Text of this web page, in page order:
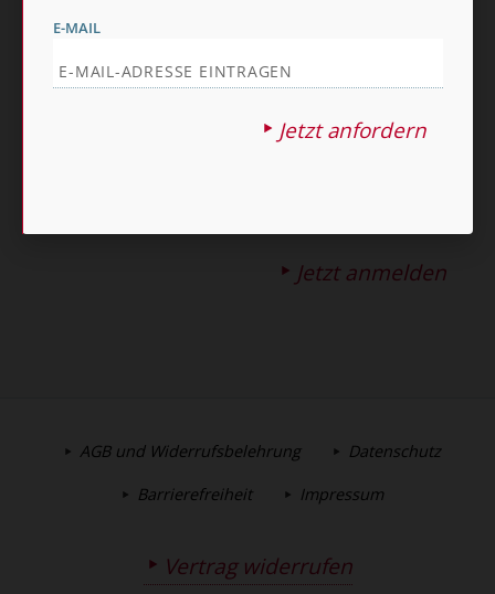
Newsletter oder E-Mail kann ich diese Funktion jederzeit
ausschalten.
Weiterführende Informationen finden Sie in unseren
Jetzt anmelden
AGB und Widerrufsbelehrung Datenschutz
Barrierefreiheit Impressum
Vertrag widerrufen
E-MAIL
Jetzt anfordern